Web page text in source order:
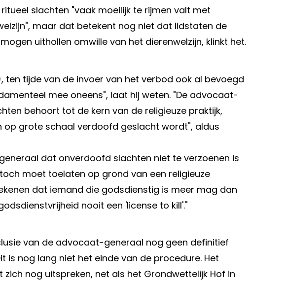
slachten "vaak moeilijk te rijmen valt met
maar dat betekent nog niet dat lidstaten de
uithollen omwille van het dierenwelzijn, klinkt het.
ten tijde van de invoer van het verbod ook al bevoegd
mee oneens", laat hij weten. "De advocaat-
behoort tot de kern van de religieuze praktijk,
op grote schaal verdoofd geslacht wordt", aldus
dat onverdoofd slachten niet te verzoenen is
moet toelaten op grond van een religieuze
dat iemand die godsdienstig is meer mag dan
nooit een 'license to kill'."
van de advocaat-generaal nog geen definitief
is nog lang niet het einde van de procedure. Het
nog uitspreken, net als het Grondwettelijk Hof in